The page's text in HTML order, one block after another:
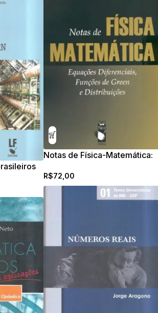
Notas de Física-Matemática:
Funções de Green e
Distribuições
R$72,00